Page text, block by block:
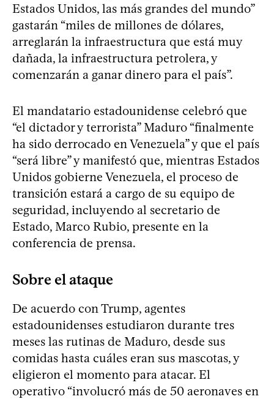
Estados Unidos, las más grandes del mundo”
gastarán “miles de millones de dólares,
arreglarán la infraestructura que está muy
dañada, la infraestructura petrolera, y
comenzarán a ganar dinero para el país”.
El mandatario estadounidense celebró que
“el dictador y terrorista” Maduro “finalmente
ha sido derrocado en Venezuela” y que el país
“será libre” y manifestó que, mientras Estados
Unidos gobierne Venezuela, el proceso de
transición estará a cargo de su equipo de
seguridad, incluyendo al secretario de
Estado, Marco Rubio, presente en la
conferencia de prensa.
Sobre el ataque
De acuerdo con Trump, agentes
estadounidenses estudiaron durante tres
meses las rutinas de Maduro, desde sus
comidas hasta cuáles eran sus mascotas, y
eligieron el momento para atacar. El
operativo “involucró más de 50 aeronaves en